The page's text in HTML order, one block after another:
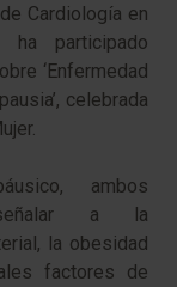
Cardiología en
participado
‘Enfermedad
celebrada
ambos
a la
la obesidad
factores de